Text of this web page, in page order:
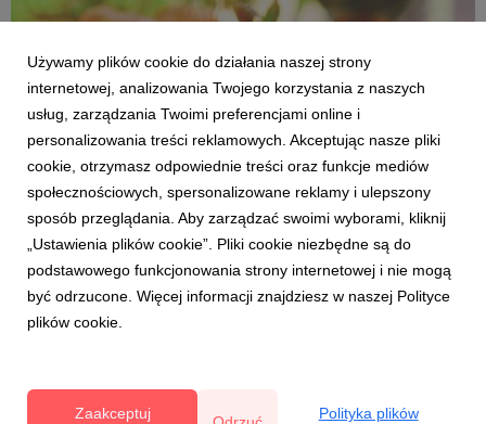
DLA HANDLU
Truskawki najpopularniejszym owocem w
Polsce
29 lipca 2021
Drugi miesiąc z rzędu najpopularniejszym polskim
owocem są truskawki. W czerwcu i lipcu truskawki
spożywało dziewięciu na dziesięciu Polaków
Polak, a rozpoczynaj...
Używamy plików cookie do działania naszej strony
internetowej, analizowania Twojego korzystania z naszych
usług, zarządzania Twoimi preferencjami online i
personalizowania treści reklamowych. Akceptując nasze pliki
cookie, otrzymasz odpowiednie treści oraz funkcje mediów
społecznościowych, spersonalizowane reklamy i ulepszony
sposób przeglądania. Aby zarządzać swoimi wyborami, kliknij
„Ustawienia plików cookie”. Pliki cookie niezbędne są do
podstawowego funkcjonowania strony internetowej i nie mogą
być odrzucone. Więcej informacji znajdziesz w naszej Polityce
plików cookie.
Zaakceptuj
Polityka plików